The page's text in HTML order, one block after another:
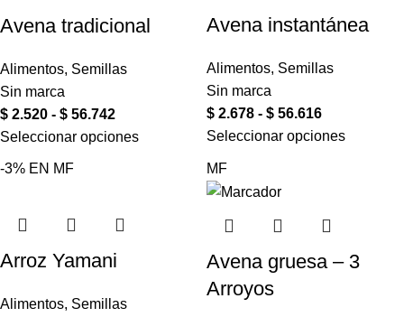
Avena tradicional
Alimentos, Semillas
Sin marca
$ 2.520 - $ 56.742
Seleccionar opciones
Avena instantánea
Alimentos, Semillas
Sin marca
$ 2.678 - $ 56.616
Seleccionar opciones
-3% EN MF
Arroz Yamani
Alimentos, Semillas
MF
Avena gruesa – 3
Arroyos